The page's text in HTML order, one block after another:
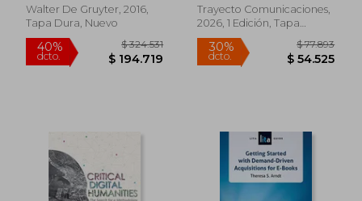
Medialer
Beobachtung (en
Walter De Gruyter, 2016,
Tapa Dura, Nuevo
Trayecto Comunicaciones,
2026, 1 Edición, Tapa
Blanda, Nuevo